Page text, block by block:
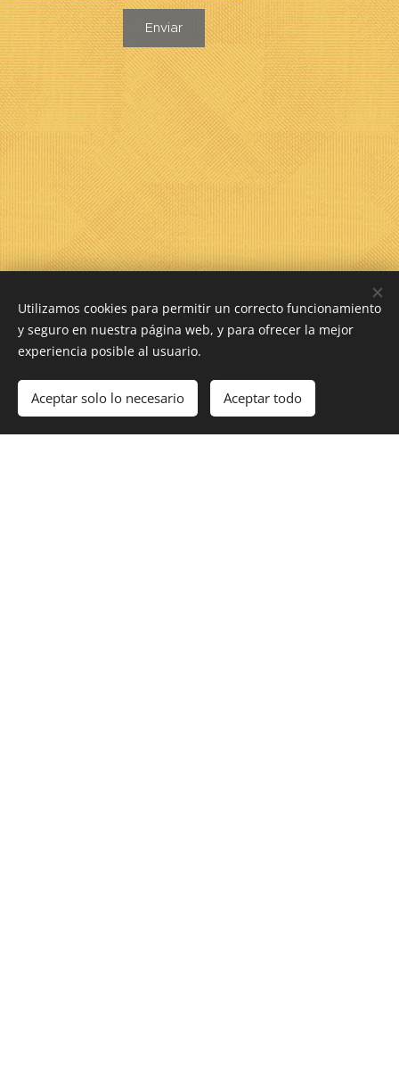
Enviar
Utilizamos cookies para permitir un correcto funcionamiento
y seguro en nuestra página web, y para ofrecer la mejor
experiencia posible al usuario.
Aceptar solo lo necesario Aceptar todo